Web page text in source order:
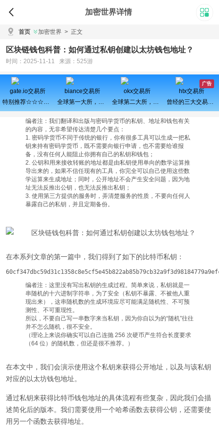
加密世界详情
首页 加密世界 > 正文
区块链钱包科普：如何通过私钥创建以太坊钱包地址？
时间：2025-11-11 来源：525游
广告
gate.io交易所
特别推荐☆☆☆百倍币之王
biance交易所
全球第一大所，新用户注册可得100USDT奖励
okx交易所
全球第二大所，新用户拆盲盒100%中奖，最高价值60000元
htx交易所
曾经的三大交易所之一、近期空投活动较多，力争重回巅峰
编者注：我们翻译和出版与密码学货币的私钥、地址和钱包有关
的内容，无非希望传达清楚几个要点：
1. 密码学货币不同于传统的银行，你有很多工具可以生成一把私
钥来持有密码学货币，既不需要向银行申请，也不需要给谁报
备，没有任何人能阻止你拥有自己的私钥和钱包；
2. 公钥和用来接收转账的地址都是由私钥使用单向的数学运算推
导出来的，如果不信任现有的工具，你完全可以自己使用这些数
学运算来生成地址；同时，公开地址不会产生安全问题，因为地
址无法反推出公钥，也无法反推出私钥；
3. 使用第三方提供的服务时，弄清楚服务的性质，不要向任何人
暴露自己的私钥，并且定期备份。
在本系列文章的第一篇中，我们得到了如下的比特币私钥：
编者注：这里没有写出私钥的生成过程。简单来说，私钥就是一
串随机的十六进制字符串，为了安全（私钥不暴露、不被他人重
现出来），这串随机数的生成环境应尽可能满足随机性、不可预
测性、不可重现性。
所以，不要自己写一串数字来当私钥，因为你自以为的“随机”往往
并不怎么随机，很不安全。
（理论上来说你确实可以自己连抛 256 次硬币产生符合长度要求
（64 位）的随机数，但还是很不推荐。）
在本文中，我们会演示使用这个私钥来获得公开地址，以及与该私钥
对应的以太坊钱包地址。
通过私钥来获得比特币钱包地址的具体流程有些复杂，因此我们会描
述简化后的版本。我们需要使用一个哈希函数去获得公钥，还需要使
用另一个函数去获得地址。